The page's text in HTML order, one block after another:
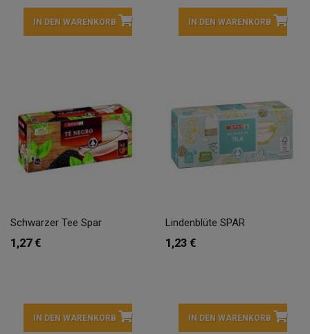
IN DEN WARENKORB IN DEN WARENKORB
Schwarzer Tee Spar
1,27 €
IN DEN WARENKORB
Lindenblüte SPAR
1,23 €
IN DEN WARENKORB